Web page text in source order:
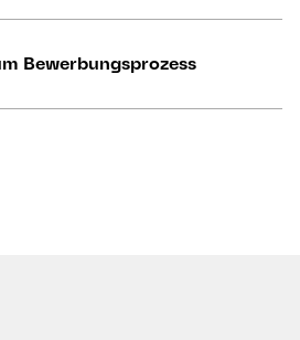
Bewerbungsprozess